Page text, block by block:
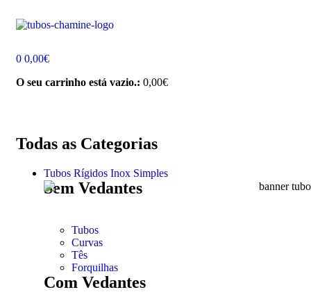
0 0,00€
O seu carrinho está vazio.: 0,00€
Todas as Categorias
Tubos Rígidos Inox Simples
Sem Vedantes
Tubos
Curvas
Tês
Forquilhas
Com Vedantes